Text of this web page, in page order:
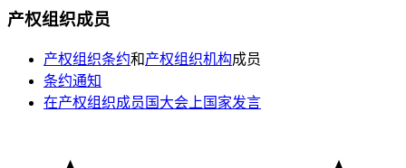
产权组织成员
产权组织条约和产权组织机构成员
条约通知
在产权组织成员国大会上国家发言